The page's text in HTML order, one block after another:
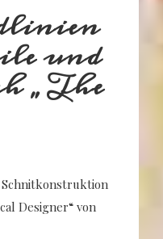
und
„The
Schnitkonstruktion
Designer“ von